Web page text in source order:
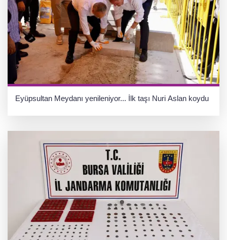
Eyüpsultan Meydanı yenileniyor... İlk taşı Nuri Aslan koydu